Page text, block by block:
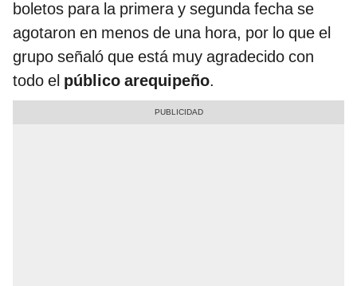
boletos para la primera y segunda fecha se
agotaron en menos de una hora, por lo que el
grupo señaló que está muy agradecido con
todo el público arequipeño.